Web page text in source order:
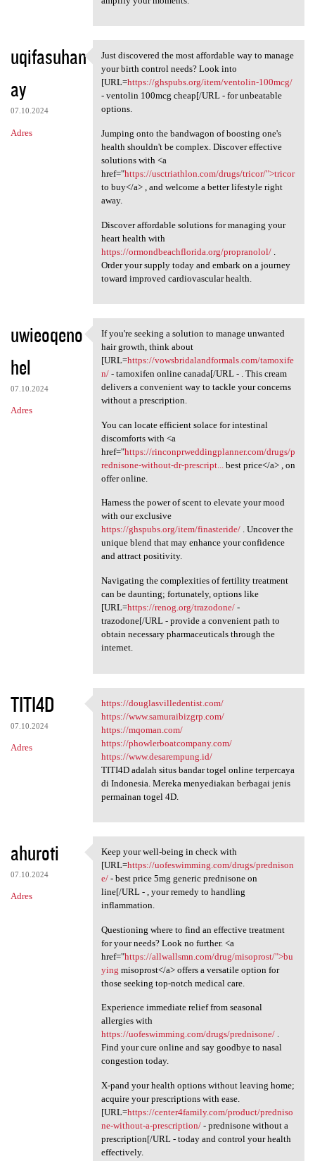
uqifasuhan
ay
07.10.2024
Adres
Just discovered the most
Just discovered the most affordable way to manage
your birth control needs? Look into
[URL=https://ghspubs.org/item/ventolin-100mcg/
- ventolin 100mcg cheap[/URL - for unbeatable
options.
Jumping onto the bandwagon of boosting one's
health shouldn't be complex. Discover effective
solutions with <a
href="https://usctriathlon.com/drugs/tricor/">tricor
to buy</a> , and welcome a better lifestyle right
away.
Discover affordable solutions for managing your
heart health with
https://ormondbeachflorida.org/propranolol/.
Order your supply today and embark on a journey
toward improved cardiovascular health.
uwieoqeno
hel
07.10.2024
Adres
If you're seeking a solution
If you're seeking a solution to manage unwanted
hair growth, think about
[URL=https://vowsbridalandformals.com/tamoxife
n/- tamoxifen online canada[/URL - . This cream
delivers a convenient way to tackle your concerns
without a prescription.
You can locate efficient solace for intestinal
discomforts with <a
href="https://rinconprweddingplanner.com/drugs/p
rednisone-without-dr-prescript...
best price</a> , on
offer online.
Harness the power of scent to elevate your mood
with our exclusive
https://ghspubs.org/item/finasteride/. Uncover the
unique blend that may enhance your confidence
and attract positivity.
Navigating the complexities of fertility treatment
can be daunting; fortunately, options like
[URL=https://renog.org/trazodone/-
trazodone[/URL - provide a convenient path to
obtain necessary pharmaceuticals through the
internet.
TITI4D
07.10.2024
Adres
https://douglasvilledentist
https://douglasvilledentist.com/
https://www.samuraibizgrp.com/
https://mqoman.com/
https://phowlerboatcompany.com/
https://www.desarempung.id/
TITI4D adalah situs bandar togel online terpercaya
di Indonesia. Mereka menyediakan berbagai jenis
permainan togel 4D.
ahuroti
07.10.2024
Adres
Keep your well-being in check
Keep your well-being in check with
[URL=https://uofeswimming.com/drugs/prednison
e/- best price 5mg generic prednisone on
line[/URL - , your remedy to handling
inflammation.
Questioning where to find an effective treatment
for your needs? Look no further. <a
href="https://allwallsmn.com/drug/misoprost/">bu
ying misoprost</a> offers a versatile option for
those seeking top-notch medical care.
Experience immediate relief from seasonal
allergies with
https://uofeswimming.com/drugs/prednisone/.
Find your cure online and say goodbye to nasal
congestion today.
X-pand your health options without leaving home;
acquire your prescriptions with ease.
[URL=https://center4family.com/product/predniso
ne-without-a-prescription/- prednisone without a
prescription[/URL - today and control your health
effectively.